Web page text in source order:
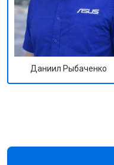
Даниил Рыбаченко